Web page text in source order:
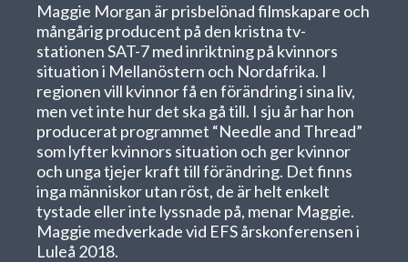
Maggie Morgan är prisbelönad filmskapare och
mångårig producent på den kristna tv-
stationen SAT-7 med inriktning på kvinnors
situation i Mellanöstern och Nordafrika. I
regionen vill kvinnor få en förändring i sina liv,
men vet inte hur det ska gå till. I sju år har hon
producerat programmet “Needle and Thread”
som lyfter kvinnors situation och ger kvinnor
och unga tjejer kraft till förändring. Det finns
inga människor utan röst, de är helt enkelt
tystade eller inte lyssnade på, menar Maggie.
Maggie medverkade vid EFS årskonferensen i
Luleå 2018.